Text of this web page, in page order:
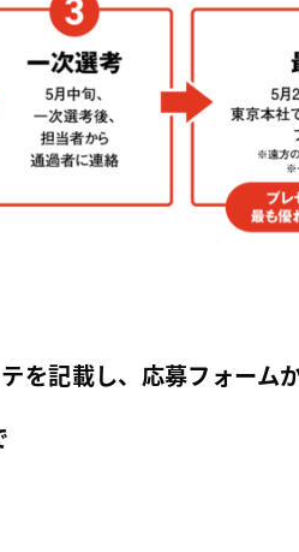
を記載し、応募フォーム